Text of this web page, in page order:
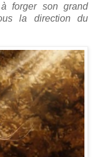
forger son grand
la direction du